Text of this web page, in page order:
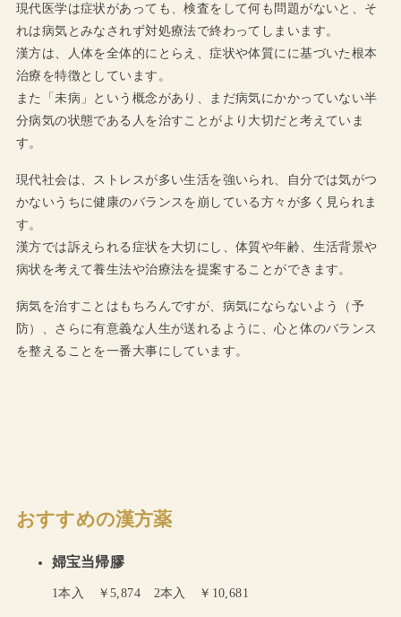
現代医学は症状があっても、検査をして何も問題がないと、そ
れは病気とみなされず対処療法で終わってしまいます。
漢方は、人体を全体的にとらえ、症状や体質にに基づいた根本
治療を特徴としています。
また「未病」という概念があり、まだ病気にかかっていない半
分病気の状態である人を治すことがより大切だと考えていま
す。
現代社会は、ストレスが多い生活を強いられ、自分では気がつ
かないうちに健康のバランスを崩している方々が多く見られま
す。
漢方では訴えられる症状を大切にし、体質や年齢、生活背景や
病状を考えて養生法や治療法を提案することができます。
病気を治すことはもちろんですが、病気にならないよう（予
防）、さらに有意義な人生が送れるように、心と体のバランス
を整えることを一番大事にしています。
おすすめの漢方薬
婦宝当帰膠
1本入 ￥5,874 2本入 ￥10,681